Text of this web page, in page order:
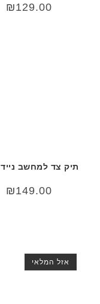
₪129.00
תיק צד למחשב נייד Yafa
₪149.00
אזל המלאי